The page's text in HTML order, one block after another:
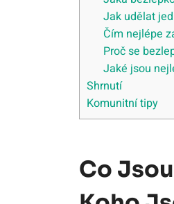
Jak udělat
Čím nejlépe
Proč se
Jaké jsou
Shrnutí
Komunitní tipy
Co